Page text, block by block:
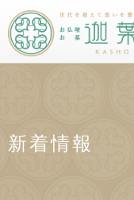
新着情報